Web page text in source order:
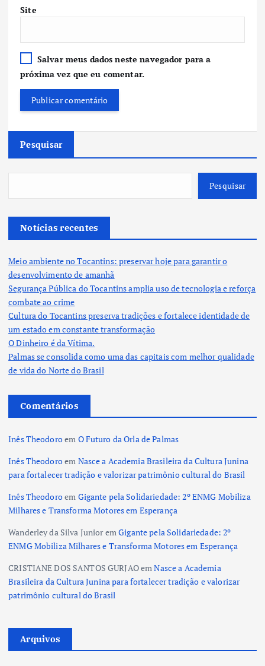
Site
Salvar meus dados neste navegador para a
próxima vez que eu comentar.
Pesquisar
Pesquisar
Notícias recentes
Meio ambiente no Tocantins: preservar hoje para garantir o
desenvolvimento de amanhã
Segurança Pública do Tocantins amplia uso de tecnologia e reforça
combate ao crime
Cultura do Tocantins preserva tradições e fortalece identidade de
um estado em constante transformação
O Dinheiro é da Vítima.
Palmas se consolida como uma das capitais com melhor qualidade
de vida do Norte do Brasil
Comentários
Inês Theodoroem O Futuro da Orla de Palmas
Inês Theodoroem Nasce a Academia Brasileira da Cultura Junina
para fortalecer tradição e valorizar patrimônio cultural do Brasil
Inês Theodoroem Gigante pela Solidariedade: 2º ENMG Mobiliza
Milhares e Transforma Motores em Esperança
Wanderley da Silva JunioremGigante pela Solidariedade: 2º
ENMG Mobiliza Milhares e Transforma Motores em Esperança
CRISTIANE DOS SANTOS GURJAOemNasce a Academia
Brasileira da Cultura Junina para fortalecer tradição e valorizar
patrimônio cultural do Brasil
Arquivos